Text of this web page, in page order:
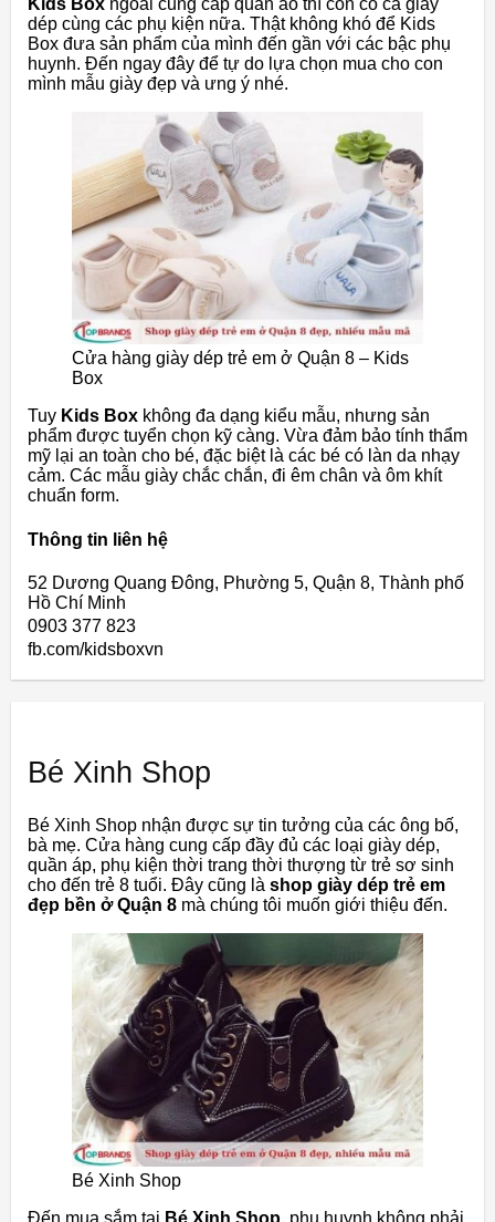
dép cùng các phụ kiện nữa. Thật không khó để Kids
Box đưa sản phẩm của mình đến gần với các bậc phụ
huynh. Đến ngay đây để tự do lựa chọn mua cho con
mình mẫu giày đẹp và ưng ý nhé.
Cửa hàng giày dép trẻ em ở Quận 8 – Kids
Box
Tuy Kids Box không đa dạng kiểu mẫu, nhưng sản
phẩm được tuyển chọn kỹ càng. Vừa đảm bảo tính thẩm
mỹ lại an toàn cho bé, đặc biệt là các bé có làn da nhạy
cảm. Các mẫu giày chắc chắn, đi êm chân và ôm khít
chuẩn form.
Thông tin liên hệ
52 Dương Quang Đông, Phường 5, Quận 8, Thành phố
Hồ Chí Minh
0903 377 823
fb.com/kidsboxvn
Bé Xinh Shop
Bé Xinh Shop nhận được sự tin tưởng của các ông bố,
bà mẹ. Cửa hàng cung cấp đầy đủ các loại giày dép,
quần áp, phụ kiện thời trang thời thượng từ trẻ sơ sinh
cho đến trẻ 8 tuổi. Đây cũng là shop giày dép trẻ em
đẹp bền ở Quận 8 mà chúng tôi muốn giới thiệu đến.
Bé Xinh Shop
Đến mua sắm tại Bé Xinh Shop, phụ huynh không phải